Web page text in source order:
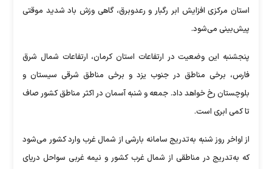
استان مرکزی افزایش ابر رگبار و رعدوبرق، گاهی وزش باد شدید موقتی
پیش‌بینی می‌شود.
پنجشنبه این وضعیت در ارتفاعات استان کرمان، ارتفاعات شمال شرق
فارس، برخی مناطق در جنوب یزد و برخی مناطق شرقی سیستان و
بلوچستان رخ خواهد داد. جمعه و شنبه آسمان در اکثر مناطق کشور صاف
تا کمی ابری است.
از اواخر روز شنبه به‌تدریج سامانه بارشی از شمال غرب وارد کشور می‌شود
که به‌تدریج در مناطقی از شمال غرب کشور و نیمه غربی سواحل دریای